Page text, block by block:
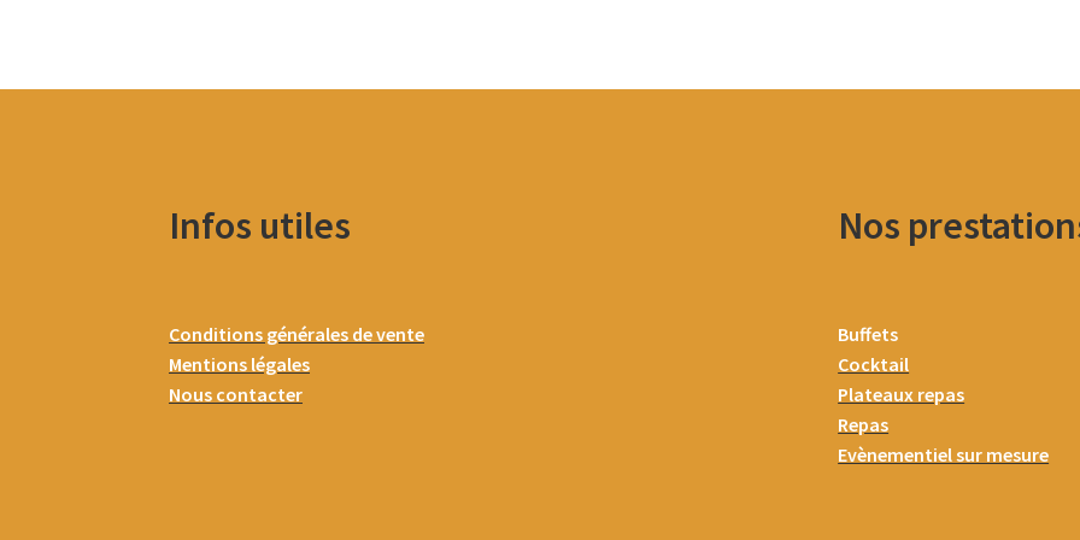
Infos utiles
Conditions générales de vente
Mentions légales
Nous contacter
Nos
Buffets
Cocktail
Plateaux repas
Repas
Evènementiel sur mesure